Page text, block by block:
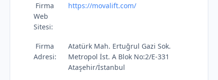
Firma
Web
Sitesi:
https://movalift.com/
Firma
Adresi:
Atatürk Mah. Ertuğrul Gazi Sok.
Metropol İst. A Blok No:2/E-331
Ataşehir/İstanbul